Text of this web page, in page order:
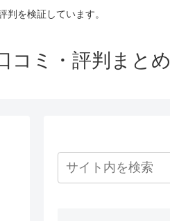
を検証しています。
コミ・評判まとめ